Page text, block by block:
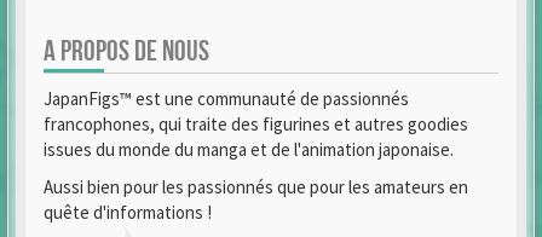
A PROPOS DE NOUS
JapanFigs™ est une communauté de passionnés
francophones, qui traite des figurines et autres goodies
issues du monde du manga et de l'animation japonaise.
Aussi bien pour les passionnés que pour les amateurs en
quête d'informations !